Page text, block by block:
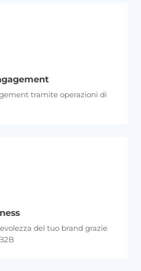
tramite operazioni di
del tuo brand grazie